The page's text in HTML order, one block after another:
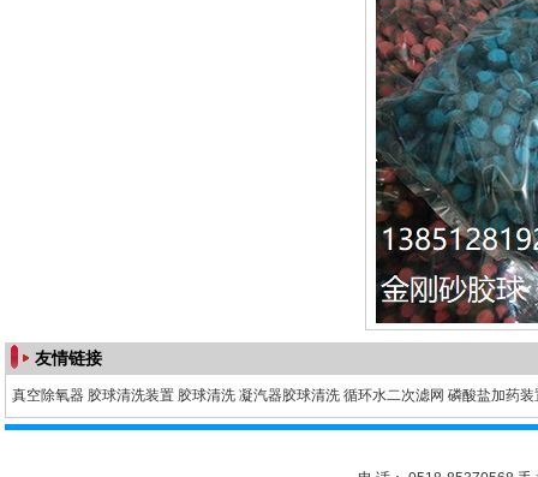
友情链接
真空除氧器 胶球清洗装置 胶球清洗 凝汽器胶球清洗 循环水二次滤网 磷酸盐加药装